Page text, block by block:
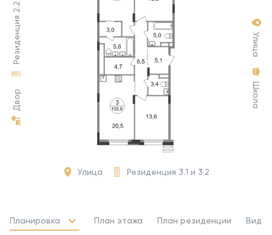
Двор
Резиденция 2.2 Улица
Школа
Улица Резиденция 3.1 и 3.2
Планировка План этажа План резиденции Вид